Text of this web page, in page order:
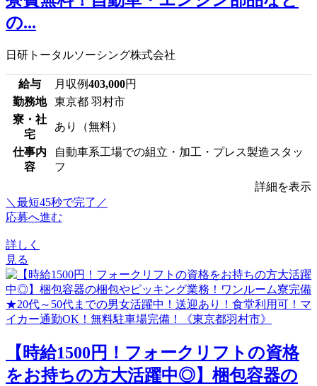
の...
日研トータルソーシング株式会社
給与 月収例403,000円
勤務地
東京都 羽村市
寮・社
宅
あり（無料）
仕事内
容
自動車系工場での組立・加工・プレス製造スタッ
フ
詳細を表示
＼最短45秒で完了／
応募へ進む
詳しく
見る
【時給1500円！フォークリフトの資格
をお持ちの方大活躍中◎】梱包容器の